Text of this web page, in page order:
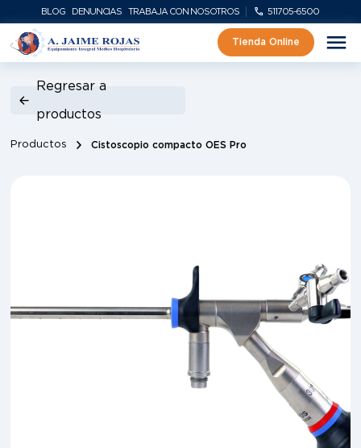
BLOG DENUNCIAS TRABAJA CON NOSOTROS 511705-6500
Tienda Online
Productos Cistoscopio compacto OES Pro
Regresar a
productos